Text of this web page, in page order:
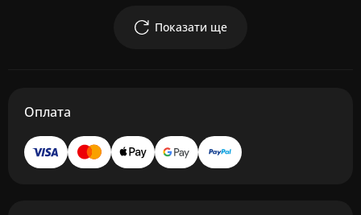
Показати ще
Оплата